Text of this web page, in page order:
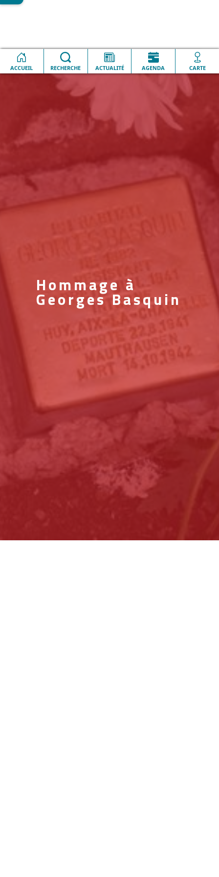
ACCUEIL RECHERCHE ACTUALITÉ AGENDA CARTE
Accueil Lesquin en image Hommage à Georges Basquin
Hommage à
Georges Basquin